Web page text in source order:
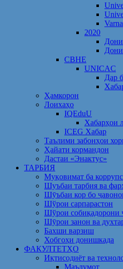
2020
CBHE
UNICAC
Дар
Ҳамкорон
Лоихаҳо
IQEduU
Хабарҳои
ICEG Хабар
Таълими забонҳои
Ҳайати кормандон
Дастаи «Энактус»
ТАРБИЯ
Муқовимат ба
Шуъбаи тарбия ва
Шӯъбаи кор бо
Шўрои сарпарастон
Шўрои собиқадорони
Шӯрои занон ва
Бахши варзиш
Хобгоҳи донишкада
ФАКУЛТЕТҲО
Иқтисодиёт ва
Маълумот